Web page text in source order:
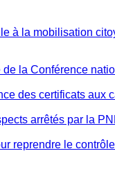
à la mobilisation
la Conférence
des certificats aux
arrêtés par la
reprendre le